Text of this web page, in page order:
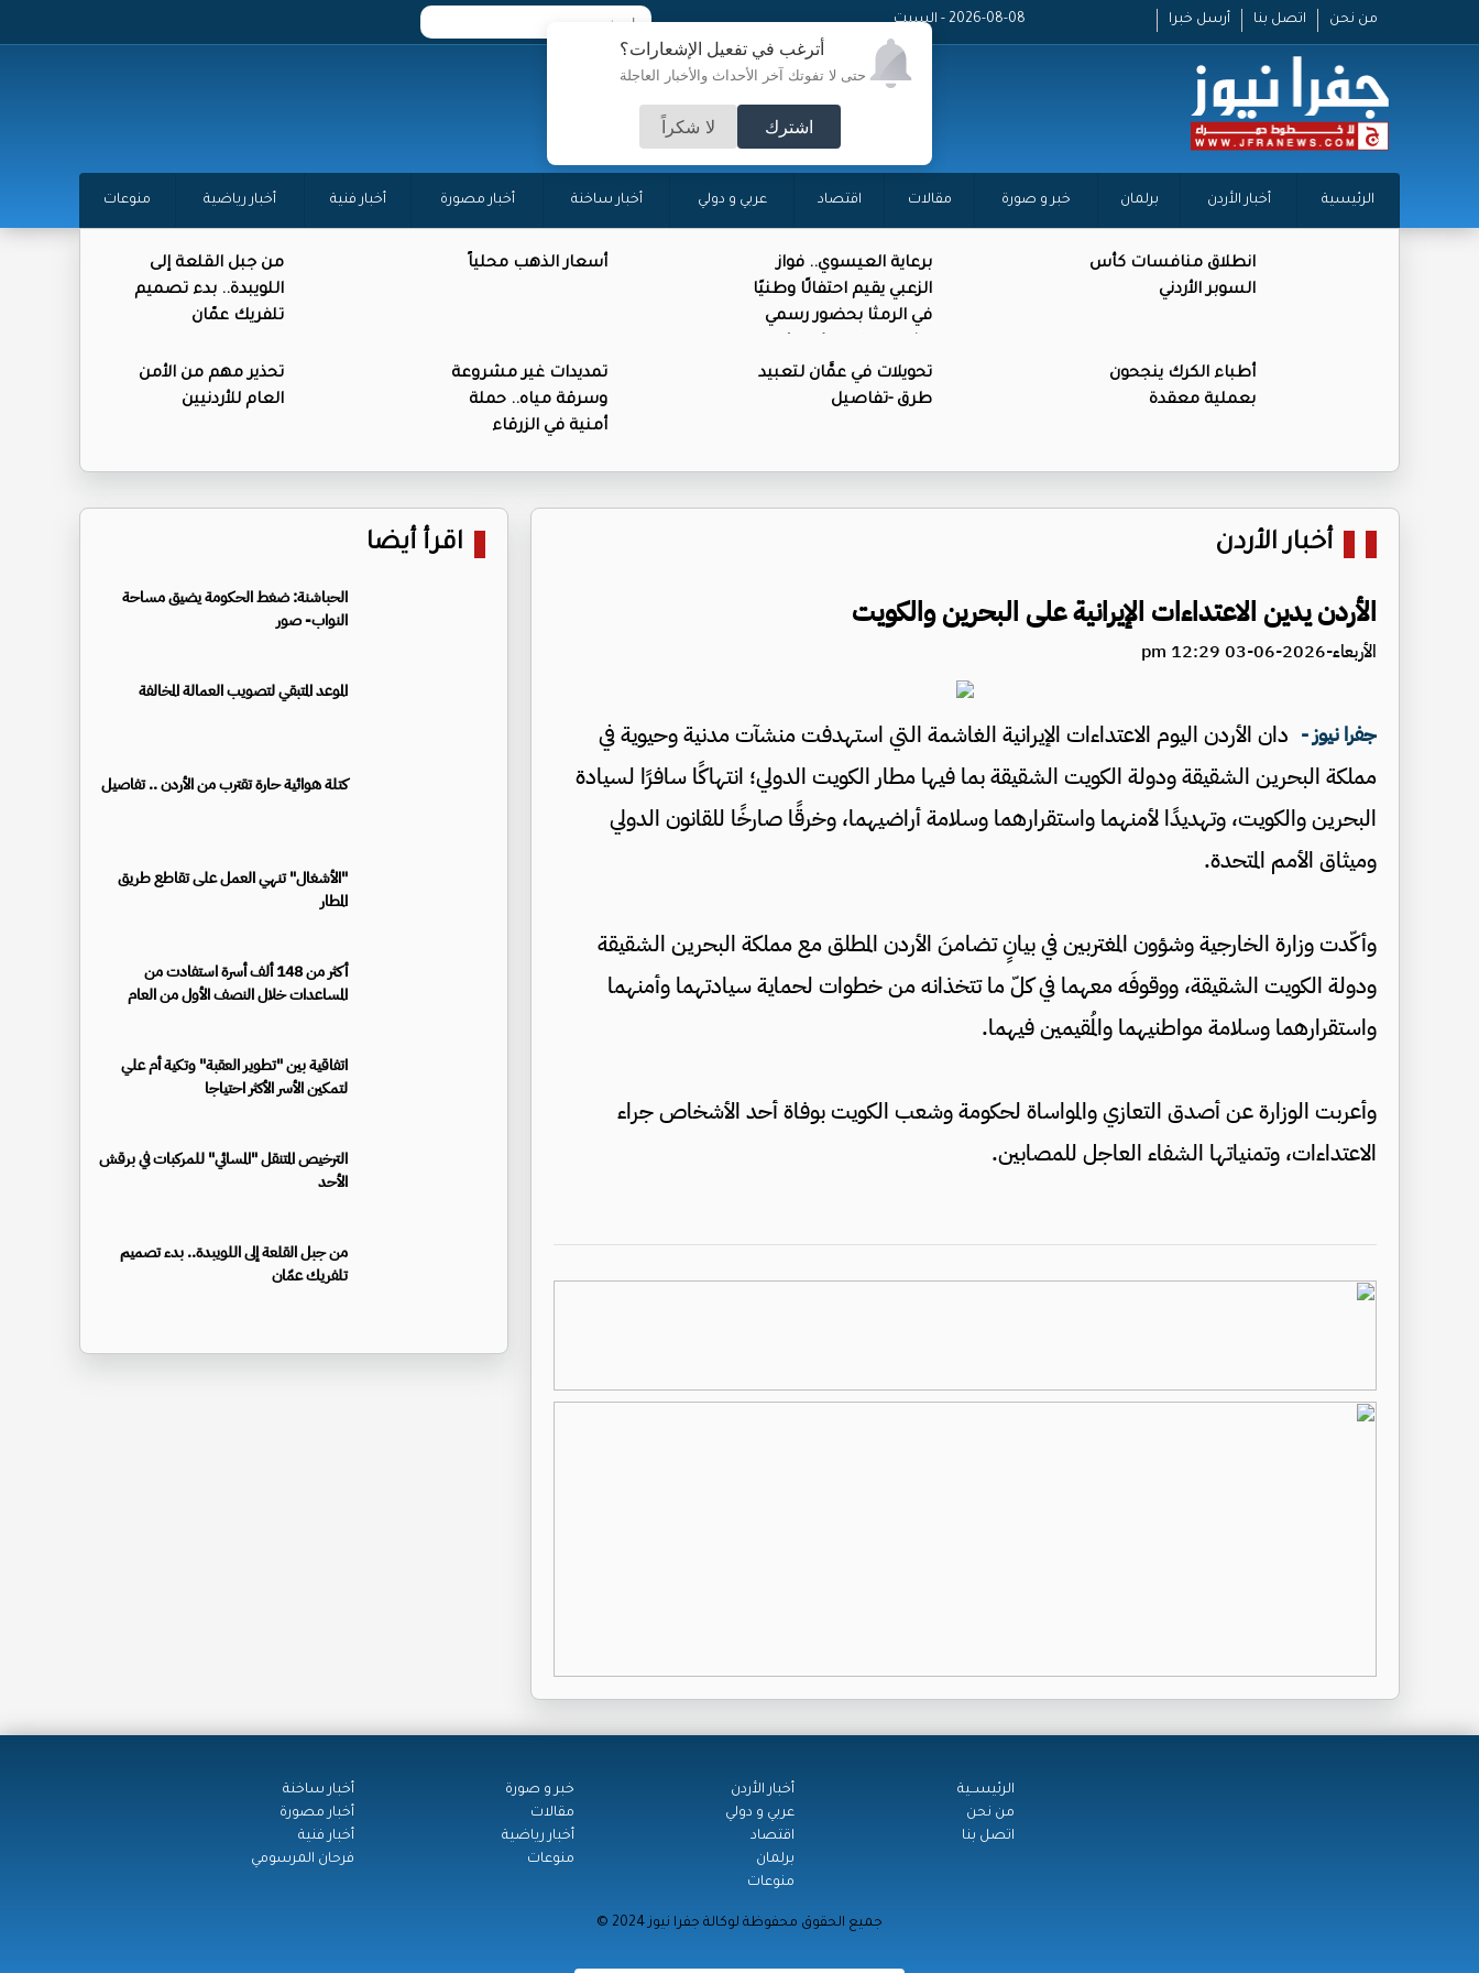
أترغب في تفعيل الإشعارات؟
حتى لا تفوتك آخر الأحداث والأخبار العاجلة
اشترك لا شكراً
من نحن اتصل بنا أرسل خبرا 2026-08-08 - السبت
الرئيسية أخبار الأردن برلمان خبر و صورة مقالات اقتصاد عربي و دولي أخبار ساخنة أخبار مصورة أخبار فنية أخبار رياضية منوعات
انطلاق منافسات كأس
السوبر الأردني
برعاية العيسوي.. فواز
الزعبي يقيم احتفالًا وطنيًا
في الرمثا بحضور رسمي
أسعار الذهب محلياً
من جبل القلعة إلى
اللويبدة.. بدء تصميم
تلفريك عمّان
أطباء الكرك ينجحون
بعملية معقدة
تحويلات في عمَّان لتعبيد
طرق -تفاصيل
تمديدات غير مشروعة
وسرقة مياه.. حملة
أمنية في الزرقاء
تحذير مهم من الأمن
العام للأردنيين
أخبار الأردن
الأردن يدين الاعتداءات الإيرانية على البحرين والكويت
الأربعاء-2026-06-03 12:29 pm
جفرا نيوز - دان الأردن اليوم الاعتداءات الإيرانية الغاشمة التي استهدفت منشآت مدنية وحيوية في
مملكة البحرين الشقيقة ودولة الكويت الشقيقة بما فيها مطار الكويت الدولي؛ انتهاكًا سافرًا لسيادة
البحرين والكويت، وتهديدًا لأمنهما واستقرارهما وسلامة أراضيهما، وخرقًا صارخًا للقانون الدولي
وميثاق الأمم المتحدة.
وأكّدت وزارة الخارجية وشؤون المغتربين في بيانٍ تضامنَ الأردن المطلق مع مملكة البحرين الشقيقة
ودولة الكويت الشقيقة، ووقوفَه معهما في كلّ ما تتخذانه من خطوات لحماية سيادتهما وأمنهما
واستقرارهما وسلامة مواطنيهما والمُقيمين فيهما.
وأعربت الوزارة عن أصدق التعازي والمواساة لحكومة وشعب الكويت بوفاة أحد الأشخاص جراء
الاعتداءات، وتمنياتها الشفاء العاجل للمصابين.
اقرأ أيضا
الحباشنة: ضغط الحكومة يضيق مساحة
النواب- صور
الموعد المتبقي لتصويب العمالة المخالفة
كتلة هوائية حارة تقترب من الأردن .. تفاصيل
"الأشغال" تنهي العمل على تقاطع طريق
المطار
أكثر من 148 ألف أسرة استفادت من
المساعدات خلال النصف الأول من العام
اتفاقية بين "تطوير العقبة" وتكية أم علي
لتمكين الأسر الأكثر احتياجا
الترخيص المتنقل "المسائي" للمركبات في برقش
الأحد
من جبل القلعة إلى اللويبدة.. بدء تصميم
تلفريك عمّان
الرئيســية
من نحن
اتصل بنا
أخبار الأردن
عربي و دولي
اقتصاد
برلمان
منوعات
خبر و صورة
مقالات
أخبار رياضية
منوعات
أخبار ساخنة
أخبار مصورة
أخبار فنية
فرحان المرسومي
© جميع الحقوق محفوظة لوكالة جفرا نيوز 2024